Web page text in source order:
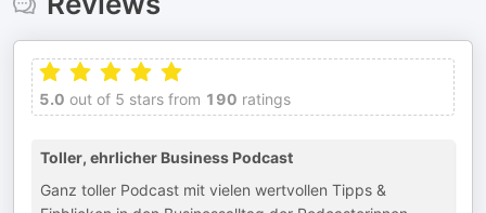
5.0 out of 5 stars from 190 ratings
Toller, ehrlicher Business Podcast
Ganz toller Podcast mit vielen wertvollen Tipps &